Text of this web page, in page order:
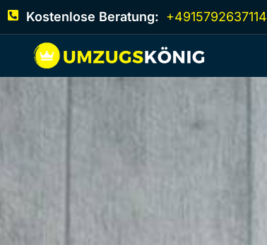
Kostenlose Beratung: +4915792637114